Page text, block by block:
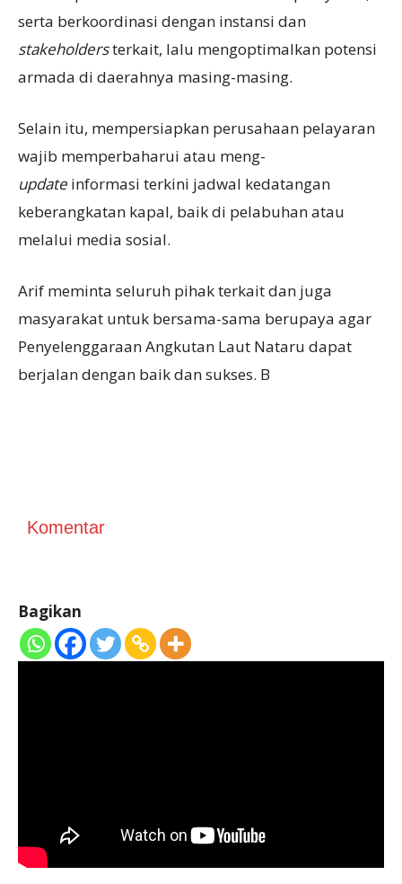
serta berkoordinasi dengan instansi dan
stakeholdersterkait, lalu mengoptimalkan potensi
armada di daerahnya masing-masing.
Selain itu, mempersiapkan perusahaan pelayaran
wajib memperbaharui atau meng-
update informasi terkini jadwal kedatangan
keberangkatan kapal, baik di pelabuhan atau
melalui media sosial.
Arif meminta seluruh pihak terkait dan juga
masyarakat untuk bersama-sama berupaya agar
Penyelenggaraan Angkutan Laut Nataru dapat
berjalan dengan baik dan sukses. B
Komentar
Bagikan